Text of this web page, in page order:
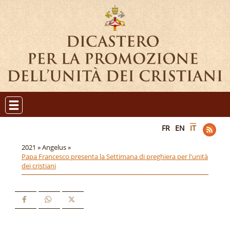
FR EN IT
2021 »Angelus »
Papa Francesco presenta la Settimana di preghiera per l'unità
dei cristiani